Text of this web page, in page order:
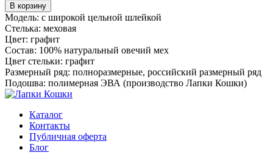
В корзину
Модель: с широкой цельной шлейкой
Стелька: меховая
Цвет: графит
Состав: 100% натуральный овечий мех
Цвет стельки: графит
Размерный ряд: полноразмерные, российский размерный ряд
Подошва: полимерная ЭВА (производство Лапки Кошки)
Каталог
Контакты
Публичная оферта
Блог